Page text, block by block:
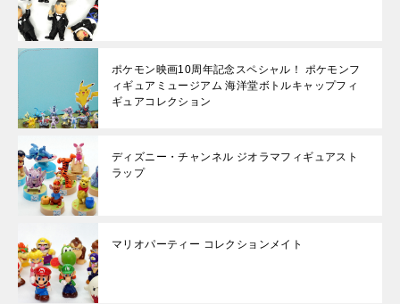
ポケモン映画10周年記念スペシャル！ ポケモンフ
ィギュアミュージアム 海洋堂ボトルキャップフィ
ギュアコレクション
ディズニー・チャンネル ジオラマフィギュアスト
ラップ
マリオパーティー コレクションメイト